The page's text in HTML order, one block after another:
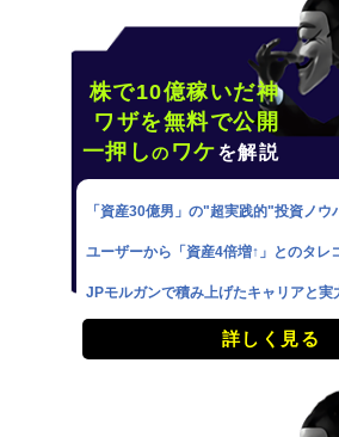
株で10億稼いだ神
ワザを無料で公開
一押しの ワケを解説
「資産30億男」の"超実践的"投資ノウ
ユーザーから「資産4倍増↑」とのタレ
JPモルガンで積み上げたキャリアと実
詳しく見る